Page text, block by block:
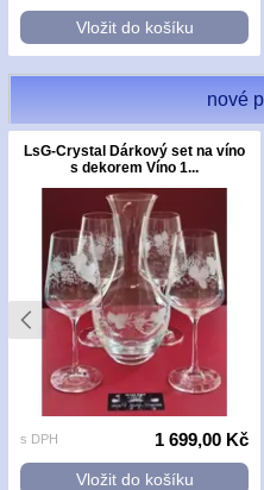
Vložit do košíku
nové
LsG-Crystal Dárkový set na víno
s dekorem Víno 1...
s DPH 1 699,00 Kč
Vložit do košíku